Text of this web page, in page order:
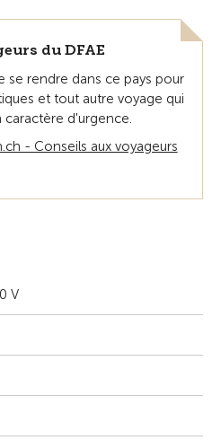
du DFAE
se rendre dans ce pays pour
et tout autre voyage qui
d'urgence.
- Conseils aux voyageurs
V